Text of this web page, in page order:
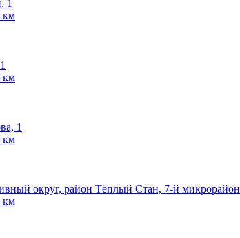
1
км
км
1
км
округ, район Тёплый Стан, 7-й микрорайон
км